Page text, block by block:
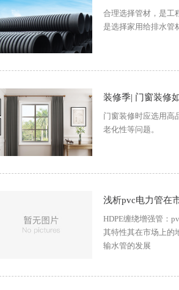
合理选择管材，是工
是选择家用给排水管
装修季| 门窗装修
门窗装修时应选用高
老化性等问题。
浅析pvc电力管在
HDPE缠绕增强管：
其特性其在市场上的
输水管的发展